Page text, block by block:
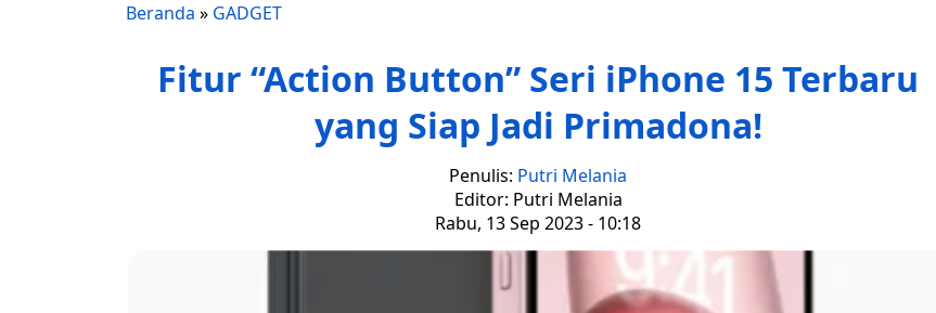
Beranda » GADGET
Fitur “Action Button” Seri iPhone 15 Terbaru
yang Siap Jadi Primadona!
Penulis: Putri Melania
Editor: Putri Melania
Rabu, 13 Sep 2023 - 10:18